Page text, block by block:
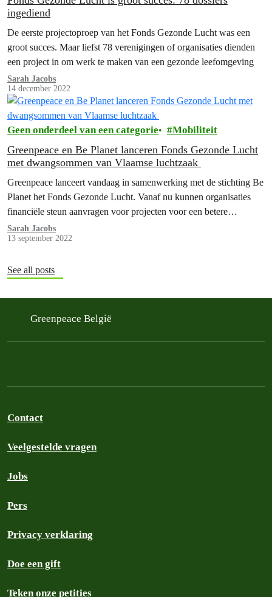
ingediend
De eerste projectoproep van het Fonds Gezonde Lucht was een
groot succes. Maar liefst 78 verenigingen of organisaties dienden
een project in om werk te maken van een gezonde leefomgeving
Sarah Jacobs
14 december 2022
Geen onderdeel van een categorie Mobiliteit
Greenpeace en Be Planet lanceren Fonds Gezonde Lucht
met dwangsommen van Vlaamse luchtzaak
Greenpeace lanceert vandaag in samenwerking met de stichting Be
Planet het Fonds Gezonde Lucht. Vanaf nu kunnen organisaties
financiële steun aanvragen voor projecten voor een betere
luchtkwaliteit en een gezondere leefomgeving in Vlaanderen. Het
geld in het fonds is afkomstig van de dwangsommen die de
de…
Sarah Jacobs
13 september 2022
See all posts
Greenpeace België
Contact
Veelgestelde vragen
Jobs
Pers
Privacy verklaring
Doe een gift
Teken onze petities